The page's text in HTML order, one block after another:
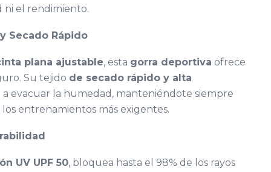
ni el rendimiento.
Secado Rápido
plana ajustable, esta gorra deportiva ofrece
Su tejido de secado rápido y alta
a evacuar la humedad, manteniéndote siempre
entrenamientos más exigentes.
UV UPF 50, bloquea hasta el 98% de los rayos